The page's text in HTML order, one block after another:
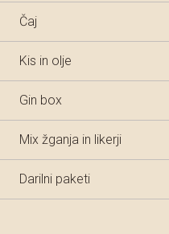
Čaj
Kis in olje
Gin box
Mix žganja in likerji
Darilni paketi